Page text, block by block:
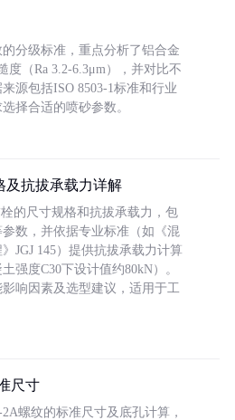
分级标准，重点分析了铝合金
度（Ra 3.2-6.3μm），并对比不
源包括ISO 8503-1标准和行业
择合适的喷砂参数。
及抗拔承载力详解
的尺寸规格和抗拔承载力，包
数，并依据专业标准（如《混
JGJ 145）提供抗拔承载力计算
强度C30下设计值约80kN）。
响因素及选型建议，适用于工
尺寸
螺纹的标准尺寸及底孔计算，